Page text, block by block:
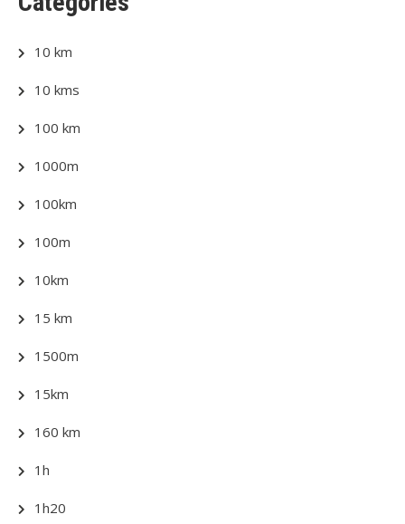
10 km
10 kms
100 km
1000m
100km
100m
10km
15 km
1500m
15km
160 km
1h
1h20